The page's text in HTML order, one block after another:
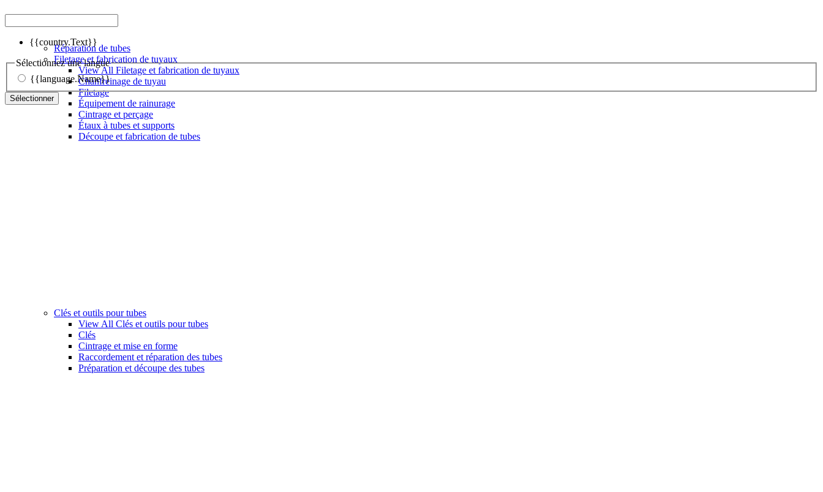
{{country.Text}}
Sélectionnez une langue
{{language.Name}}
Sélectionner
Réparation de tubes
Filetage et fabrication de tuyaux
View All Filetage et fabrication de tuyaux
Chanfreinage de tuyau
Filetage
Équipement de rainurage
Cintrage et perçage
Étaux à tubes et supports
Découpe et fabrication de tubes
Clés et outils pour tubes
View All Clés et outils pour tubes
Clés
Cintrage et mise en forme
Raccordement et réparation des tubes
Préparation et découpe des tubes